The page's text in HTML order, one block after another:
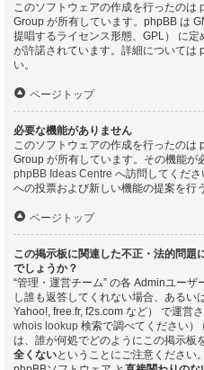
このソフトウェアの作成を行ったのは
Group が所有しています。phpBB は
提唱するライセンス形態、GPL） に
が許諾されています。詳細については
い。
ページトップ
必要な機能がありません
このソフトウェアの作成を行ったの
Group が所有しています。その機能が
phpBB Ideas Centre へ訪問してくだ
への投票および新しい機能の提案を行
ページトップ
この掲示板に関連した不正・法的問題
でしょうか？
“管理・運営チーム” の各 Adminユー
し誰も返答してくれない場合、あるい
Yahoo!, free.fr, f2s.com など） で運営
whois lookup 検索で調べてください）
は、誰が何処でどのようにこの掲示板
全くないということにご注意ください